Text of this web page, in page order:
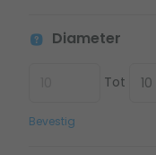
Diameter
Tot
Bevestig